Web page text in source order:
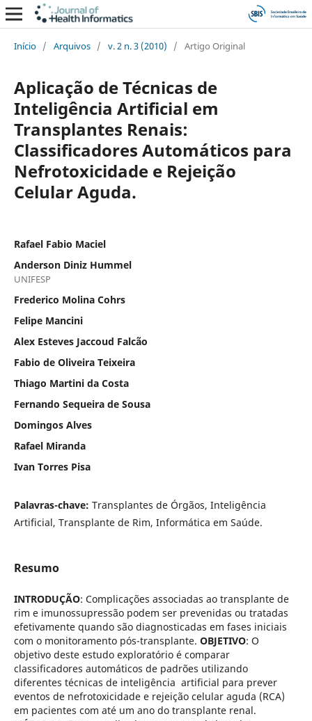
Início / Arquivos / v. 2 n. 3 (2010) / Artigo Original
Aplicação de Técnicas de
Inteligência Artificial em
Transplantes Renais:
Classificadores Automáticos para
Nefrotoxicidade e Rejeição
Celular Aguda.
Rafael Fabio Maciel
Anderson Diniz Hummel
UNIFESP
Frederico Molina Cohrs
Felipe Mancini
Alex Esteves Jaccoud Falcão
Fabio de Oliveira Teixeira
Thiago Martini da Costa
Fernando Sequeira de Sousa
Domingos Alves
Rafael Miranda
Ivan Torres Pisa
Palavras-chave: Transplantes de Órgãos, Inteligência
Artificial, Transplante de Rim, Informática em Saúde.
Resumo
INTRODUÇÃO: Complicações associadas ao transplante de
rim e imunossupressão podem ser prevenidas ou tratadas
efetivamente quando são diagnosticadas em fases iniciais
com o monitoramento pós-transplante. OBJETIVO: O
objetivo deste estudo exploratório é comparar
classificadores automáticos de padrões utilizando
diferentes técnicas de inteligência artificial para prever
eventos de nefrotoxicidade e rejeição celular aguda (RCA)
em pacientes com até um ano do transplante renal.